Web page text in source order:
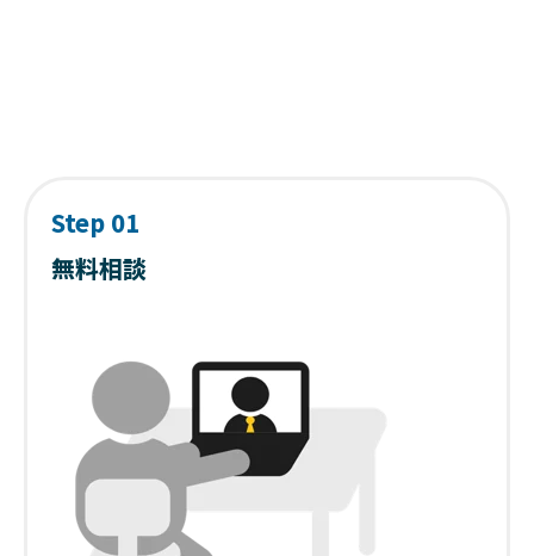
Step 01
無料相談